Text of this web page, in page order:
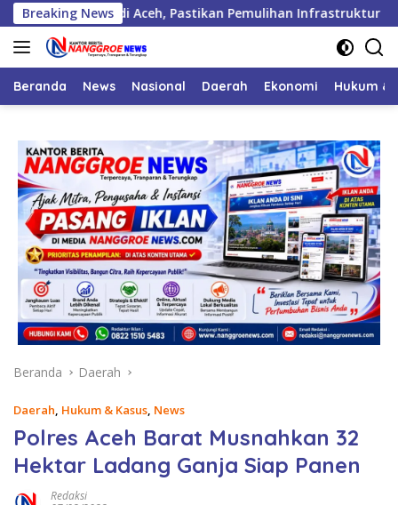
Langsung
ke
konten
Breaking News
di Aceh, Pastikan Pemulihan Infrastruktur Berjalan
Beranda News Nasional Daerah Ekonomi Hukum &
Beranda Daerah
Daerah Hukum & Kasus News
Polres Aceh Barat Musnahkan 32
Hektar Ladang Ganja Siap Panen
Redaksi